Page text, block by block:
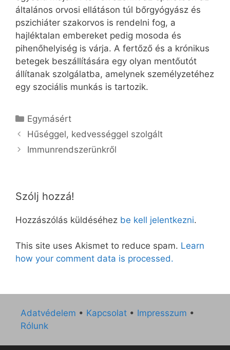
általános orvosi ellátáson túl bőrgyógyász és
pszichiáter szakorvos is rendelni fog, a
hajléktalan embereket pedig mosoda és
pihenőhelyiség is várja. A fertőző és a krónikus
betegek beszállítására egy olyan mentőutót
állítanak szolgálatba, amelynek személyzetéhez
egy szociális munkás is tartozik.
Kategória
Egymásért
Hűséggel, kedvességgel szolgált
Immunrendszerünkről
Szólj hozzá!
Hozzászólás küldéséhez be kell jelentkezni.
This site uses Akismet to reduce spam. Learn
how your comment data is processed.
Adatvédelem • Kapcsolat • Impresszum •
Rólunk